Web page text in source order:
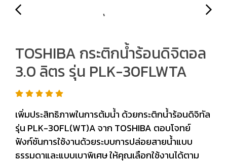
TOSHIBA กระติกน้ำร้อนดิจิตอล
3.0 ลิตร รุ่น PLK-30FLWTA
เพิ่มประสิทธิภาพในการต้มน้ำ ด้วยกระติกน้ำร้อนดิจิทัล
รุ่น PLK-30FL(WT)A จาก TOSHIBA ตอบโจทย์
ฟังก์ชันการใช้งานด้วยระบบการปล่อยสายน้ำแบบ
ธรรมดาและแบบเบาพิเศษ ให้คุณเลือกใช้งานได้ตาม